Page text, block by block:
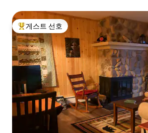
상위 게스트 선호
게스트 선호